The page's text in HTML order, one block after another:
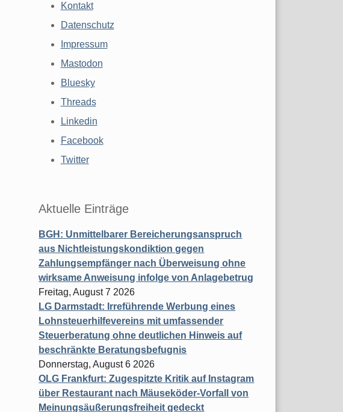
Kontakt
Datenschutz
Impressum
Mastodon
Bluesky
Threads
Linkedin
Facebook
Twitter
Aktuelle Einträge
BGH: Unmittelbarer Bereicherungsanspruch
aus Nichtleistungskondiktion gegen
Zahlungsempfänger nach Überweisung ohne
wirksame Anweisung infolge von Anlagebetrug
Freitag, August 7 2026
LG Darmstadt: Irreführende Werbung eines
Lohnsteuerhilfevereins mit umfassender
Steuerberatung ohne deutlichen Hinweis auf
beschränkte Beratungsbefugnis
Donnerstag, August 6 2026
OLG Frankfurt: Zugespitzte Kritik auf Instagram
über Restaurant nach Mäuseköder-Vorfall von
Meinungsäußerungsfreiheit gedeckt